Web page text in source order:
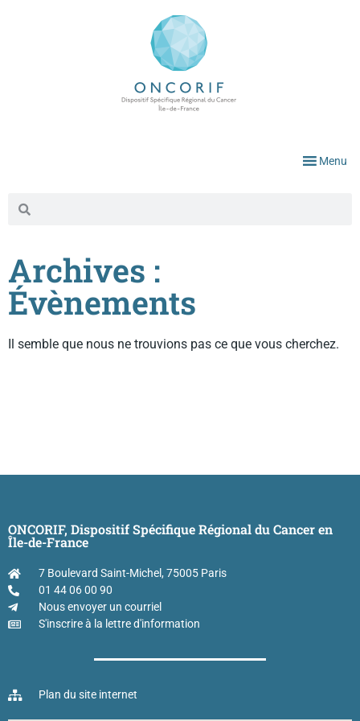
Menu
Archives :
Évènements
Il semble que nous ne trouvions pas ce que vous cherchez.
ONCORIF, Dispositif Spécifique Régional du Cancer en
Île-de-France
7 Boulevard Saint-Michel, 75005 Paris
01 44 06 00 90
Nous envoyer un courriel
S'inscrire à la lettre d'information
Plan du site internet